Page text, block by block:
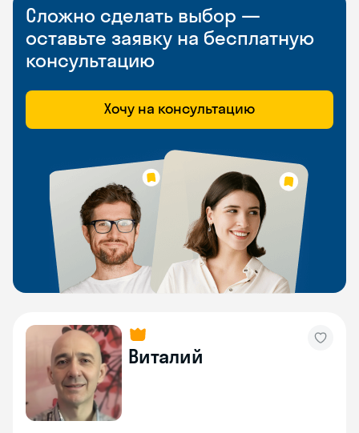
Сложно сделать выбор —
оставьте заявку на бесплатную
консультацию
Хочу на консультацию
Виталий